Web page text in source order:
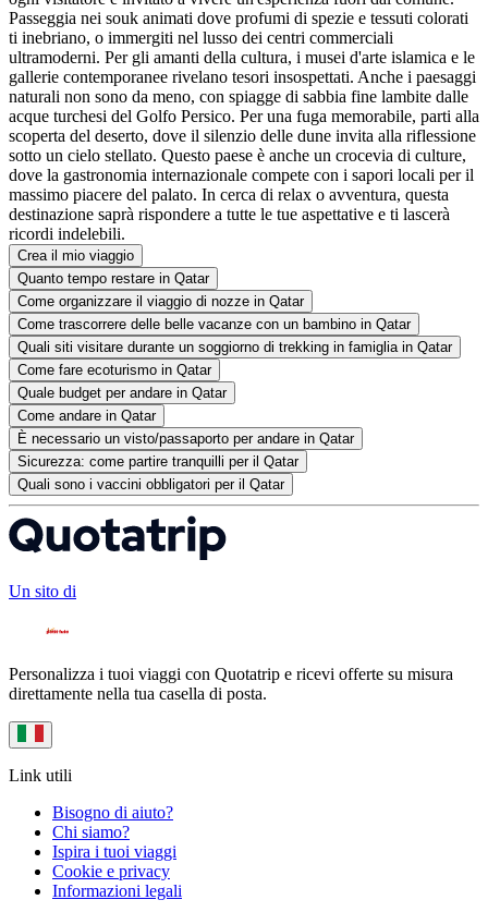
Passeggia nei souk animati dove profumi di spezie e tessuti colorati
ti inebriano, o immergiti nel lusso dei centri commerciali
ultramoderni. Per gli amanti della cultura, i musei d'arte islamica e le
gallerie contemporanee rivelano tesori insospettati. Anche i paesaggi
naturali non sono da meno, con spiagge di sabbia fine lambite dalle
acque turchesi del Golfo Persico. Per una fuga memorabile, parti alla
scoperta del deserto, dove il silenzio delle dune invita alla riflessione
sotto un cielo stellato. Questo paese è anche un crocevia di culture,
dove la gastronomia internazionale compete con i sapori locali per il
massimo piacere del palato. In cerca di relax o avventura, questa
destinazione saprà rispondere a tutte le tue aspettative e ti lascerà
ricordi indelebili.
Crea il mio viaggio
Quanto tempo restare in Qatar
Come organizzare il viaggio di nozze in Qatar
Come trascorrere delle belle vacanze con un bambino in Qatar
Quali siti visitare durante un soggiorno di trekking in famiglia in Qatar
Come fare ecoturismo in Qatar
Quale budget per andare in Qatar
Come andare in Qatar
È necessario un visto/passaporto per andare in Qatar
Sicurezza: come partire tranquilli per il Qatar
Quali sono i vaccini obbligatori per il Qatar
Un sito di
Personalizza i tuoi viaggi con Quotatrip e ricevi offerte su misura
direttamente nella tua casella di posta.
Link utili
Bisogno di aiuto?
Chi siamo?
Ispira i tuoi viaggi
Cookie e privacy
Informazioni legali